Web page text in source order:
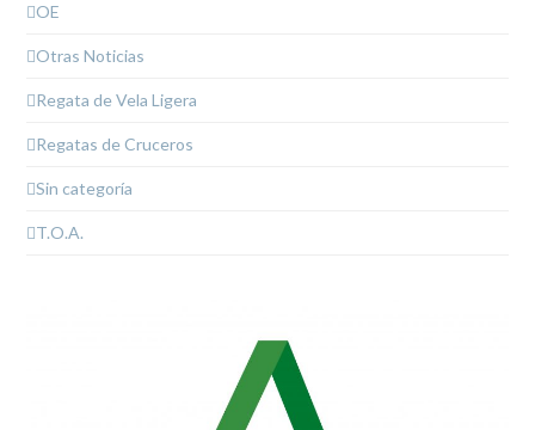
OE
Otras Noticias
Regata de Vela Ligera
Regatas de Cruceros
Sin categoría
T.O.A.